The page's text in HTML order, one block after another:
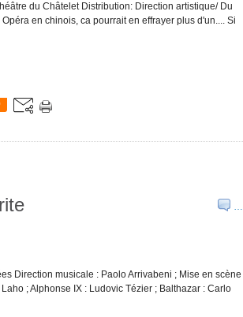
du Châtelet Distribution: Direction artistique/ Du
en chinois, ca pourrait en effrayer plus d'un.... Si
…
Direction musicale : Paolo Arrivabeni ; Mise en scène
; Alphonse IX : Ludovic Tézier ; Balthazar : Carlo